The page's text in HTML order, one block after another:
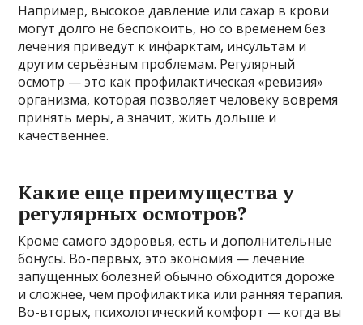
Например, высокое давление или сахар в крови
могут долго не беспокоить, но со временем без
лечения приведут к инфарктам, инсультам и
другим серьёзным проблемам. Регулярный
осмотр — это как профилактическая «ревизия»
организма, которая позволяет человеку вовремя
принять меры, а значит, жить дольше и
качественнее.
Какие еще преимущества у
регулярных осмотров?
Кроме самого здоровья, есть и дополнительные
бонусы. Во-первых, это экономия — лечение
запущенных болезней обычно обходится дороже
и сложнее, чем профилактика или ранняя терапия.
Во-вторых, психологический комфорт — когда вы